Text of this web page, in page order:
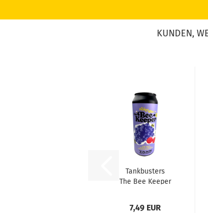
KUNDEN,
Tankbusters
The Bee Keeper
7,49 EUR